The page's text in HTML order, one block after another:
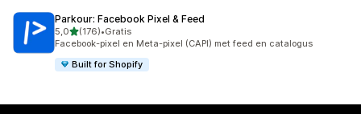
Parkour: Facebook Pixel & Feed
5,0van 5 sterren
(176)
176 recensies in totaal
•Gratis
Facebook-pixel en Meta-pixel (CAPI) met feed en catalogus
Built for Shopify